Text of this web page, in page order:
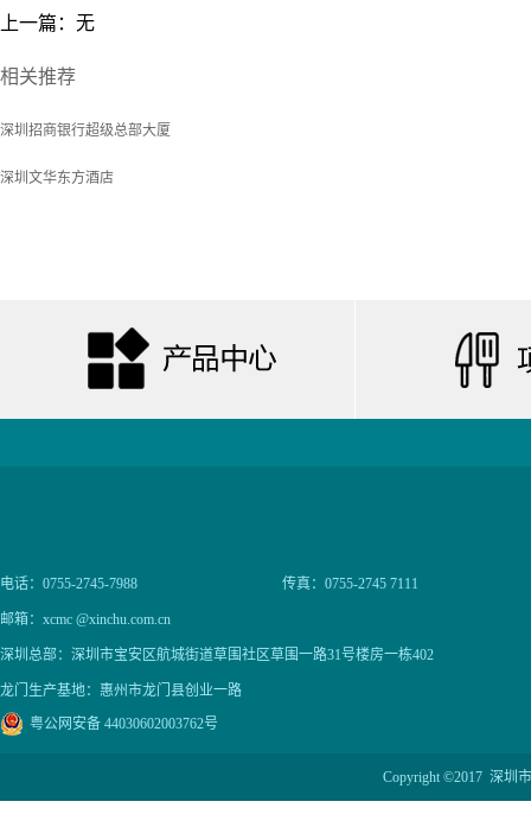
上一篇：无
相关推荐
深圳招商银行超级总部大厦
深圳文华东方酒店
深圳总部：深圳市宝安区航城街道草围社区草围一路31号楼房一栋402
龙门生产基地：惠州市龙门县创业一路
电话：0755-2745-7988 传真：0755-2745 7111
邮箱：xcmc @xinchu.com.cn
粤公网安备 44030602003762号
Copyright ©2017 深圳